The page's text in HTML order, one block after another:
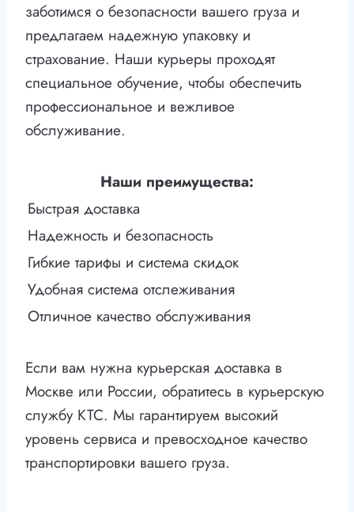
заботимся о безопасности вашего груза и
предлагаем надежную упаковку и
страхование. Наши курьеры проходят
специальное обучение, чтобы обеспечить
профессиональное и вежливое
обслуживание.
Наши преимущества:
Быстрая доставка
Надежность и безопасность
Гибкие тарифы и система скидок
Удобная система отслеживания
Отличное качество обслуживания
Если вам нужна курьерская доставка в
Москве или России, обратитесь в курьерскую
службу КТС. Мы гарантируем высокий
уровень сервиса и превосходное качество
транспортировки вашего груза.